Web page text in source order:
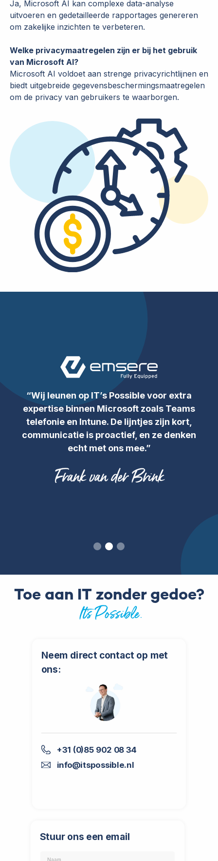
Ja, Microsoft AI kan complexe data-analyse
uitvoeren en gedetailleerde rapportages genereren
om zakelijke inzichten te verbeteren.
Welke privacymaatregelen zijn er bij het gebruik
van Microsoft AI?
Microsoft AI voldoet aan strenge privacyrichtlijnen en
biedt uitgebreide gegevensbeschermingsmaatregelen
om de privacy van gebruikers te waarborgen.
“Wij leunen op IT’s Possible voor extra
expertise binnen Microsoft zoals Teams
telefonie en Intune. De lijntjes zijn kort,
communicatie is proactief, en ze denken
echt met ons mee.”
Frank van der Brink
Toe aan IT zonder gedoe?
It’s Possible.
Neem direct contact op met
ons:
+31 (0)85 902 08 34
info@itspossible.nl
Stuur ons een email